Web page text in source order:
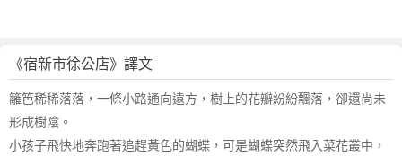
《宿新市徐公店》譯文
籬笆稀稀落落，一條小路通向遠方，樹上的花瓣紛紛飄落，卻還尚未
形成樹陰。
小孩子飛快地奔跑著追趕黃色的蝴蝶，可是蝴蝶突然飛入菜花叢中，